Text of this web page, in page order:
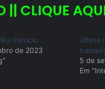
|| CLIQUE
Patrício
de 2023
Última
5 de
Em